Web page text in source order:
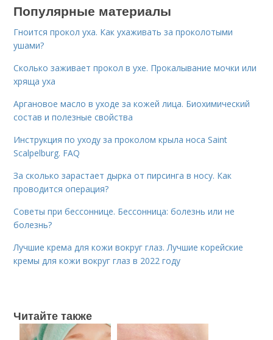
Популярные материалы
Гноится прокол уха. Как ухаживать за проколотыми
ушами?
Сколько заживает прокол в ухе. Прокалывание мочки или
хряща уха
Аргановое масло в уходе за кожей лица. Биохимический
состав и полезные свойства
Инструкция по уходу за проколом крыла носа Saint
Scalpelburg. FAQ
За сколько зарастает дырка от пирсинга в носу. Как
проводится операция?
Советы при бессоннице. Бессонница: болезнь или не
болезнь?
Лучшие крема для кожи вокруг глаз. Лучшие корейские
кремы для кожи вокруг глаз в 2022 году
Читайте также